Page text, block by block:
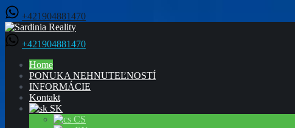
+421904881470
+421904881470
Home
PONUKA NEHNUTEĽNOSTÍ
INFORMÁCIE
Kontakt
SK
CS